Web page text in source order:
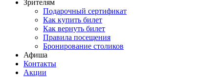
Зрителям
Подарочный сертификат
Как купить билет
Как вернуть билет
Правила посещения
Бронирование столиков
Афиша
Контакты
Акции